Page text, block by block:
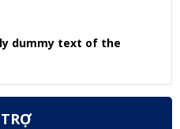
dummy text of the